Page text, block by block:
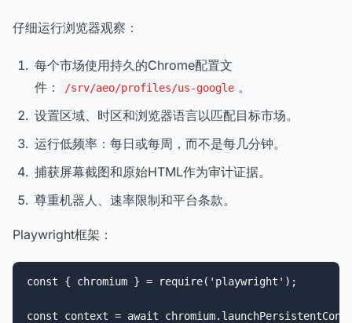
仔细运行浏览器观察：
每个市场使用持久的Chrome配置文
件：
/srv/aeo/profiles/us-google 。
设置区域、时区和浏览器语言以匹配目标市场。
运行低频率：每日或每周，而不是每几分钟。
捕获屏幕截图和原始HTML作为审计证据。
尊重机器人、速率限制和平台条款。
Playwright框架：
const { chromium } = require('playwright');
const context = await